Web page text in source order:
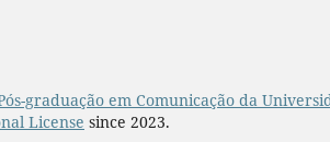
graduação em Comunicação da
License since 2023.